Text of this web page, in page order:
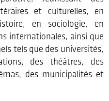
et culturelles, en
en sociologie, en
internationales, ainsi que
tels que des universités,
des théâtres, des
des municipalités et